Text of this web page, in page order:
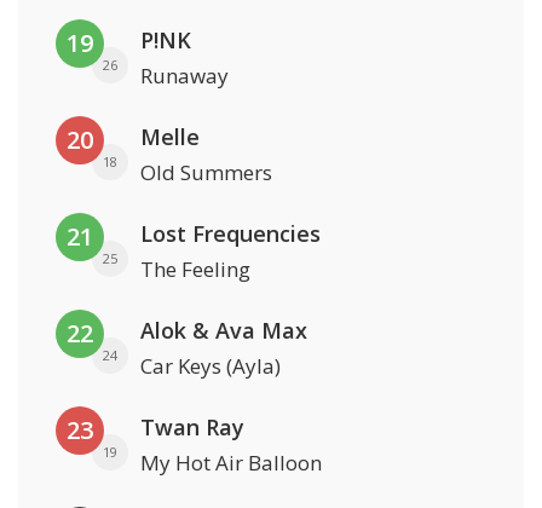
19
26
P!NK
Runaway
20
18
Melle
Old Summers
21
25
Lost Frequencies
The Feeling
22
24
Alok & Ava Max
Car Keys (Ayla)
23
19
Twan Ray
My Hot Air Balloon